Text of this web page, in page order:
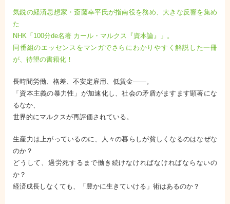
気鋭の経済思想家・斎藤幸平氏が指南役を務め、大きな反響を集め
た
NHK「100分de名著 カール・マルクス『資本論』」。
同番組のエッセンスをマンガでさらにわかりやすく解説した一冊
が、待望の書籍化！
長時間労働、格差、不安定雇用、低賃金――。
「資本主義の暴力性」が加速化し、社会の矛盾がますます顕著にな
るなか、
世界的にマルクスが再評価されている。
生産力は上がっているのに、人々の暮らしが貧しくなるのはなぜな
のか？
どうして、過労死するまで働き続けなければなければならないの
か？
経済成長しなくても、「豊かに生きていける」術はあるのか？